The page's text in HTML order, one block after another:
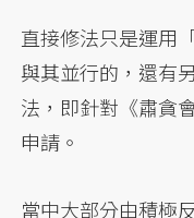
直接修法只是運用
與其並行的，還有
法，即針對《肅貪
申請。
當中大部分由積極